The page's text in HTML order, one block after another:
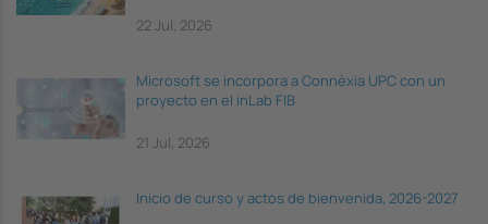
22 Jul, 2026
Microsoft se incorpora a Connèxia UPC con un
proyecto en el inLab FIB
21 Jul, 2026
Inicio de curso y actos de bienvenida, 2026-2027